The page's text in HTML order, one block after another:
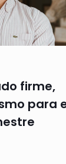
firme,
para